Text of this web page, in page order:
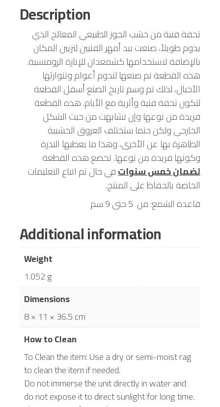
Description
تحفة فنية من خشب الجوز الطبيعي المعالج الذي
يدوم طويلاً، صنعت بيد أمهر الفنيين لتزيين المكان
بالإضافة لاستخدامها كشمعدان للإنارة الرومنسية.
هذه القطعة تم صنعها لتدوم أعوام وتتوارثها
الأجيال، لذلك تم وسم تاريخ الصنع أسفل القطعة
لتكون تحفة فنية وأثرية مع الأيام. هذه القطعة
فريدة من نوعها وإن تشابهت من حيث الشكل
الخارجي ولكن حتما ستختلف العروق الخشبية
الظاهرة بها عن الأخرى، وهذا ما يعطيها الندرة
وكونها فريدة من نوعها. تخضع هذه القطعة
لضمان خمس سنواتفي حال تم اتباع التعليمات
الخاصة بالحفاظ على المنتج.
قاعدة الشمع: من 5 حتى 9 سم
Additional information
Weight
1.052 g
Dimensions
8 × 11 × 36.5 cm
How to Clean
To Clean the item: Use a dry or semi-moist rag
to clean the item if needed.
Do not immerse the unit directly in water and
do not expose it to direct sunlight for long time.